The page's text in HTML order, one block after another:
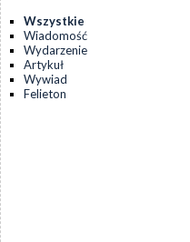
Wszystkie
Wiadomość
Wydarzenie
Artykuł
Wywiad
Felieton